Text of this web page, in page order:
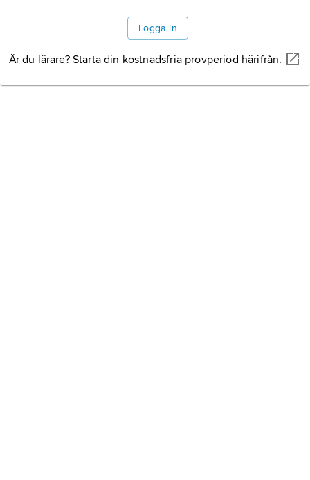
Information om artikeln
Logga in
Är du lärare? Starta din kostnadsfria provperiod härifrån.